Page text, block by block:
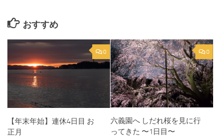
おすすめ
0
【年末年始】連休4日目 お
正月
0
六義園へ しだれ桜を見に行
ってきた 〜1日目〜